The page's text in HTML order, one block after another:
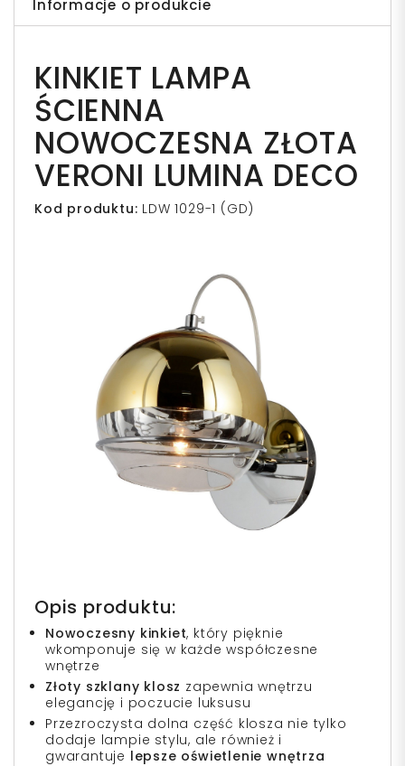
Informacje o produkcie
KINKIET LAMPA
ŚCIENNA
NOWOCZESNA ZŁOTA
VERONI LUMINA DECO
Kod produktu: LDW 1029-1 (GD)
Opis produktu:
Nowoczesny kinkiet, który pięknie
wkomponuje się w każde współczesne
wnętrze
Złoty szklany klosz zapewnia wnętrzu
elegancję i poczucie luksusu
Przezroczysta dolna część klosza nie tylko
dodaje lampie stylu, ale również i
gwarantuje lepsze oświetlenie wnętrza